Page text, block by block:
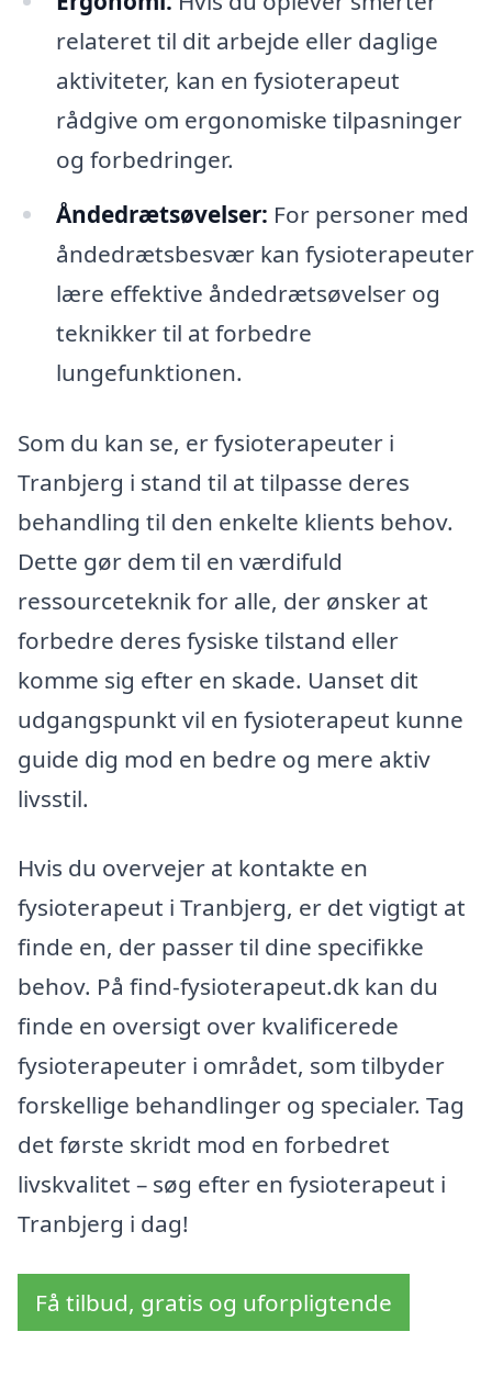
relateret til dit arbejde eller daglige
aktiviteter, kan en fysioterapeut
rådgive om ergonomiske tilpasninger
og forbedringer.
Åndedrætsøvelser: For personer med
åndedrætsbesvær kan fysioterapeuter
lære effektive åndedrætsøvelser og
teknikker til at forbedre
lungefunktionen.
Som du kan se, er fysioterapeuter i
Tranbjerg i stand til at tilpasse deres
behandling til den enkelte klients behov.
Dette gør dem til en værdifuld
ressourceteknik for alle, der ønsker at
forbedre deres fysiske tilstand eller
komme sig efter en skade. Uanset dit
udgangspunkt vil en fysioterapeut kunne
guide dig mod en bedre og mere aktiv
livsstil.
Hvis du overvejer at kontakte en
fysioterapeut i Tranbjerg, er det vigtigt at
finde en, der passer til dine specifikke
behov. På find-fysioterapeut.dk kan du
finde en oversigt over kvalificerede
fysioterapeuter i området, som tilbyder
forskellige behandlinger og specialer. Tag
det første skridt mod en forbedret
livskvalitet – søg efter en fysioterapeut i
Tranbjerg i dag!
Få tilbud, gratis og uforpligtende